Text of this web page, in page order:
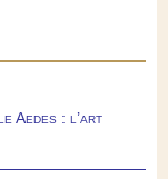
Aedes : l’art